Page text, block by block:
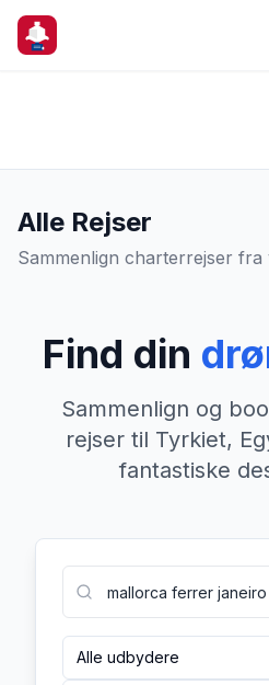
Alle Rejser
Sammenlign charterrejser
Find din
Sammenlign og
rejser til Tyrkiet,
fantastiske
Alle udbydere